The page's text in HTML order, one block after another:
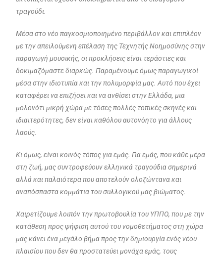
τραγούδι.
Μέσα στο νέο παγκοσμιοποιημένο περιβάλλον και επιπλέον
με την απειλούμενη επέλαση της Τεχνητής Νοημοσύνης στην
παραγωγή μουσικής, οι προκλήσεις είναι τεράστιες και
δοκιμαζόμαστε διαρκώς. Παραμένουμε όμως παραγωγικοί
μέσα στην ιδιοτυπία και τηνπολυμορφία μας.Αυτό που έχει
καταφέρει να επιζήσει και να ανθίσει στην Ελλάδα, μια
μολονότι μικρή χώρα με τόσες πολλές τοπικές σκηνές και
ιδιαιτερότητες, δεν είναι καθόλου αυτονόητο για άλλους
λαούς.
Κι όμως, είναι κοινός τόπος για εμάς. Για εμάς, που κάθε μέρα
στη ζωή, μας συντροφεύουνελληνικά τραγούδια σημερινά
αλλά και παλαιότερα που αποτελούν ολοζώντανα και
αναπόσπαστακομμάτια του συλλογικού μας βιώματος.
Χαιρετίζουμε λοιπόν την πρωτοβουλία του ΥΠΠΟ, που με την
κατάθεση προς ψήφιση αυτού του νομοθετήματος στη χώρα
μας κάνει ένα μεγάλο βήμα προς την δημιουργία ενός νέου
πλαισίουπου δεν θα προστατεύει μονάχα εμάς, τους